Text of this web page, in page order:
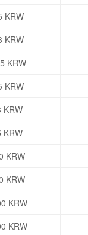
KRW
KRW
KRW
KRW
KRW
KRW
KRW
KRW
KRW
KRW